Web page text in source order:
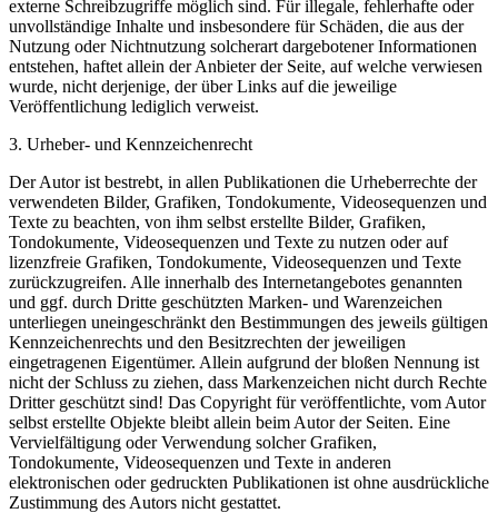
externe Schreibzugriffe möglich sind. Für illegale, fehlerhafte oder
unvollständige Inhalte und insbesondere für Schäden, die aus der
Nutzung oder Nichtnutzung solcherart dargebotener Informationen
entstehen, haftet allein der Anbieter der Seite, auf welche verwiesen
wurde, nicht derjenige, der über Links auf die jeweilige
Veröffentlichung lediglich verweist.
3. Urheber- und Kennzeichenrecht
Der Autor ist bestrebt, in allen Publikationen die Urheberrechte der
verwendeten Bilder, Grafiken, Tondokumente, Videosequenzen und
Texte zu beachten, von ihm selbst erstellte Bilder, Grafiken,
Tondokumente, Videosequenzen und Texte zu nutzen oder auf
lizenzfreie Grafiken, Tondokumente, Videosequenzen und Texte
zurückzugreifen. Alle innerhalb des Internetangebotes genannten
und ggf. durch Dritte geschützten Marken- und Warenzeichen
unterliegen uneingeschränkt den Bestimmungen des jeweils gültigen
Kennzeichenrechts und den Besitzrechten der jeweiligen
eingetragenen Eigentümer. Allein aufgrund der bloßen Nennung ist
nicht der Schluss zu ziehen, dass Markenzeichen nicht durch Rechte
Dritter geschützt sind! Das Copyright für veröffentlichte, vom Autor
selbst erstellte Objekte bleibt allein beim Autor der Seiten. Eine
Vervielfältigung oder Verwendung solcher Grafiken,
Tondokumente, Videosequenzen und Texte in anderen
elektronischen oder gedruckten Publikationen ist ohne ausdrückliche
Zustimmung des Autors nicht gestattet.